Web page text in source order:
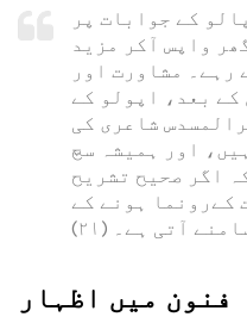
کے جوابات پر
واپس آکر مزید
رہے۔ مشاورت اور
کے بعد، اپولو کے
شاعری کی
اور ہمیشہ سچ
اگر صحیح تشریح
کےرونما ہونے کے
آتی ہے۔ (۲۱)
فنون میں اظہار